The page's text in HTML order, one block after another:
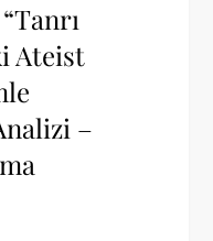
Ateist
–